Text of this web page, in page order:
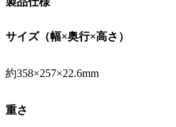
サイズ（幅×奥行×高さ）
約358×257×22.6mm
重さ